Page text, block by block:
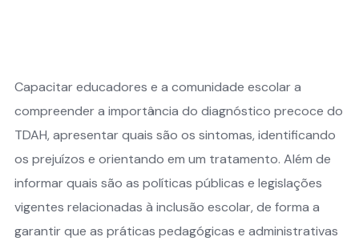
Capacitar educadores e a comunidade escolar a
compreender a importância do diagnóstico precoce do
TDAH, apresentar quais são os sintomas, identificando
os prejuízos e orientando em um tratamento. Além de
informar quais são as políticas públicas e legislações
vigentes relacionadas à inclusão escolar, de forma a
garantir que as práticas pedagógicas e administrativas